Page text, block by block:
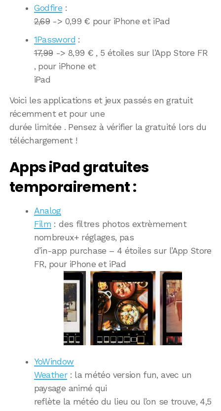
Godfire :
2,69 -> 0,99 € pour iPhone et iPad
1Password :
17,99-> 8,99 € , 5 étoiles sur l’App Store FR
, pour iPhone et
iPad
Voici les applications et jeux passés en gratuit
récemment et pour une
durée limitée . Pensez à vérifier la gratuité lors du
téléchargement !
Apps iPad gratuites
temporairement :
Analog
Film : des filtres photos extrèmement
nombreux+ réglages, pas
d’in-app purchase – 4 étoiles sur l’App Store
FR, pour iPhone et iPad
YoWindow
Weather: la météo version fun, avec un
paysage animé qui
reflète la météo du lieu ou l’on se trouve, 4,5